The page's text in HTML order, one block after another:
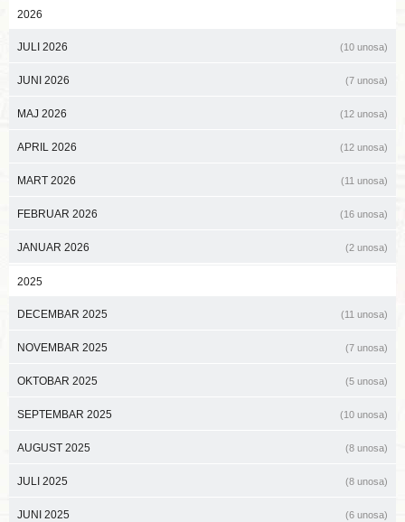
2026
JULI 2026 (10 unosa)
JUNI 2026 (7 unosa)
MAJ 2026 (12 unosa)
APRIL 2026 (12 unosa)
MART 2026 (11 unosa)
FEBRUAR 2026 (16 unosa)
JANUAR 2026 (2 unosa)
2025
DECEMBAR 2025 (11 unosa)
NOVEMBAR 2025 (7 unosa)
OKTOBAR 2025 (5 unosa)
SEPTEMBAR 2025 (10 unosa)
AUGUST 2025 (8 unosa)
JULI 2025 (8 unosa)
JUNI 2025 (6 unosa)